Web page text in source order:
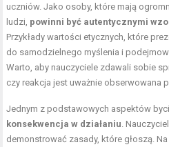
uczniów. Jako osoby, które mają
ludzi, powinni być autentycznymi
Przykłady wartości etycznych, które
do samodzielnego myślenia i
Warto, aby nauczyciele zdawali sobie
czy reakcja jest uważnie obserwowana
Jednym z podstawowych aspektów
konsekwencja w działaniu .
demonstrować zasady, które głoszą.